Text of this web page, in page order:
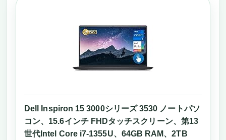
Dell Inspiron 15 3000シリーズ 3530 ノートパソ
コン、15.6インチ FHDタッチスクリーン、第13
世代Intel Core i7-1355U、64GB RAM、2TB